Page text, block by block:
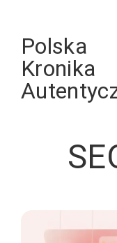
contentPolska
Kronika